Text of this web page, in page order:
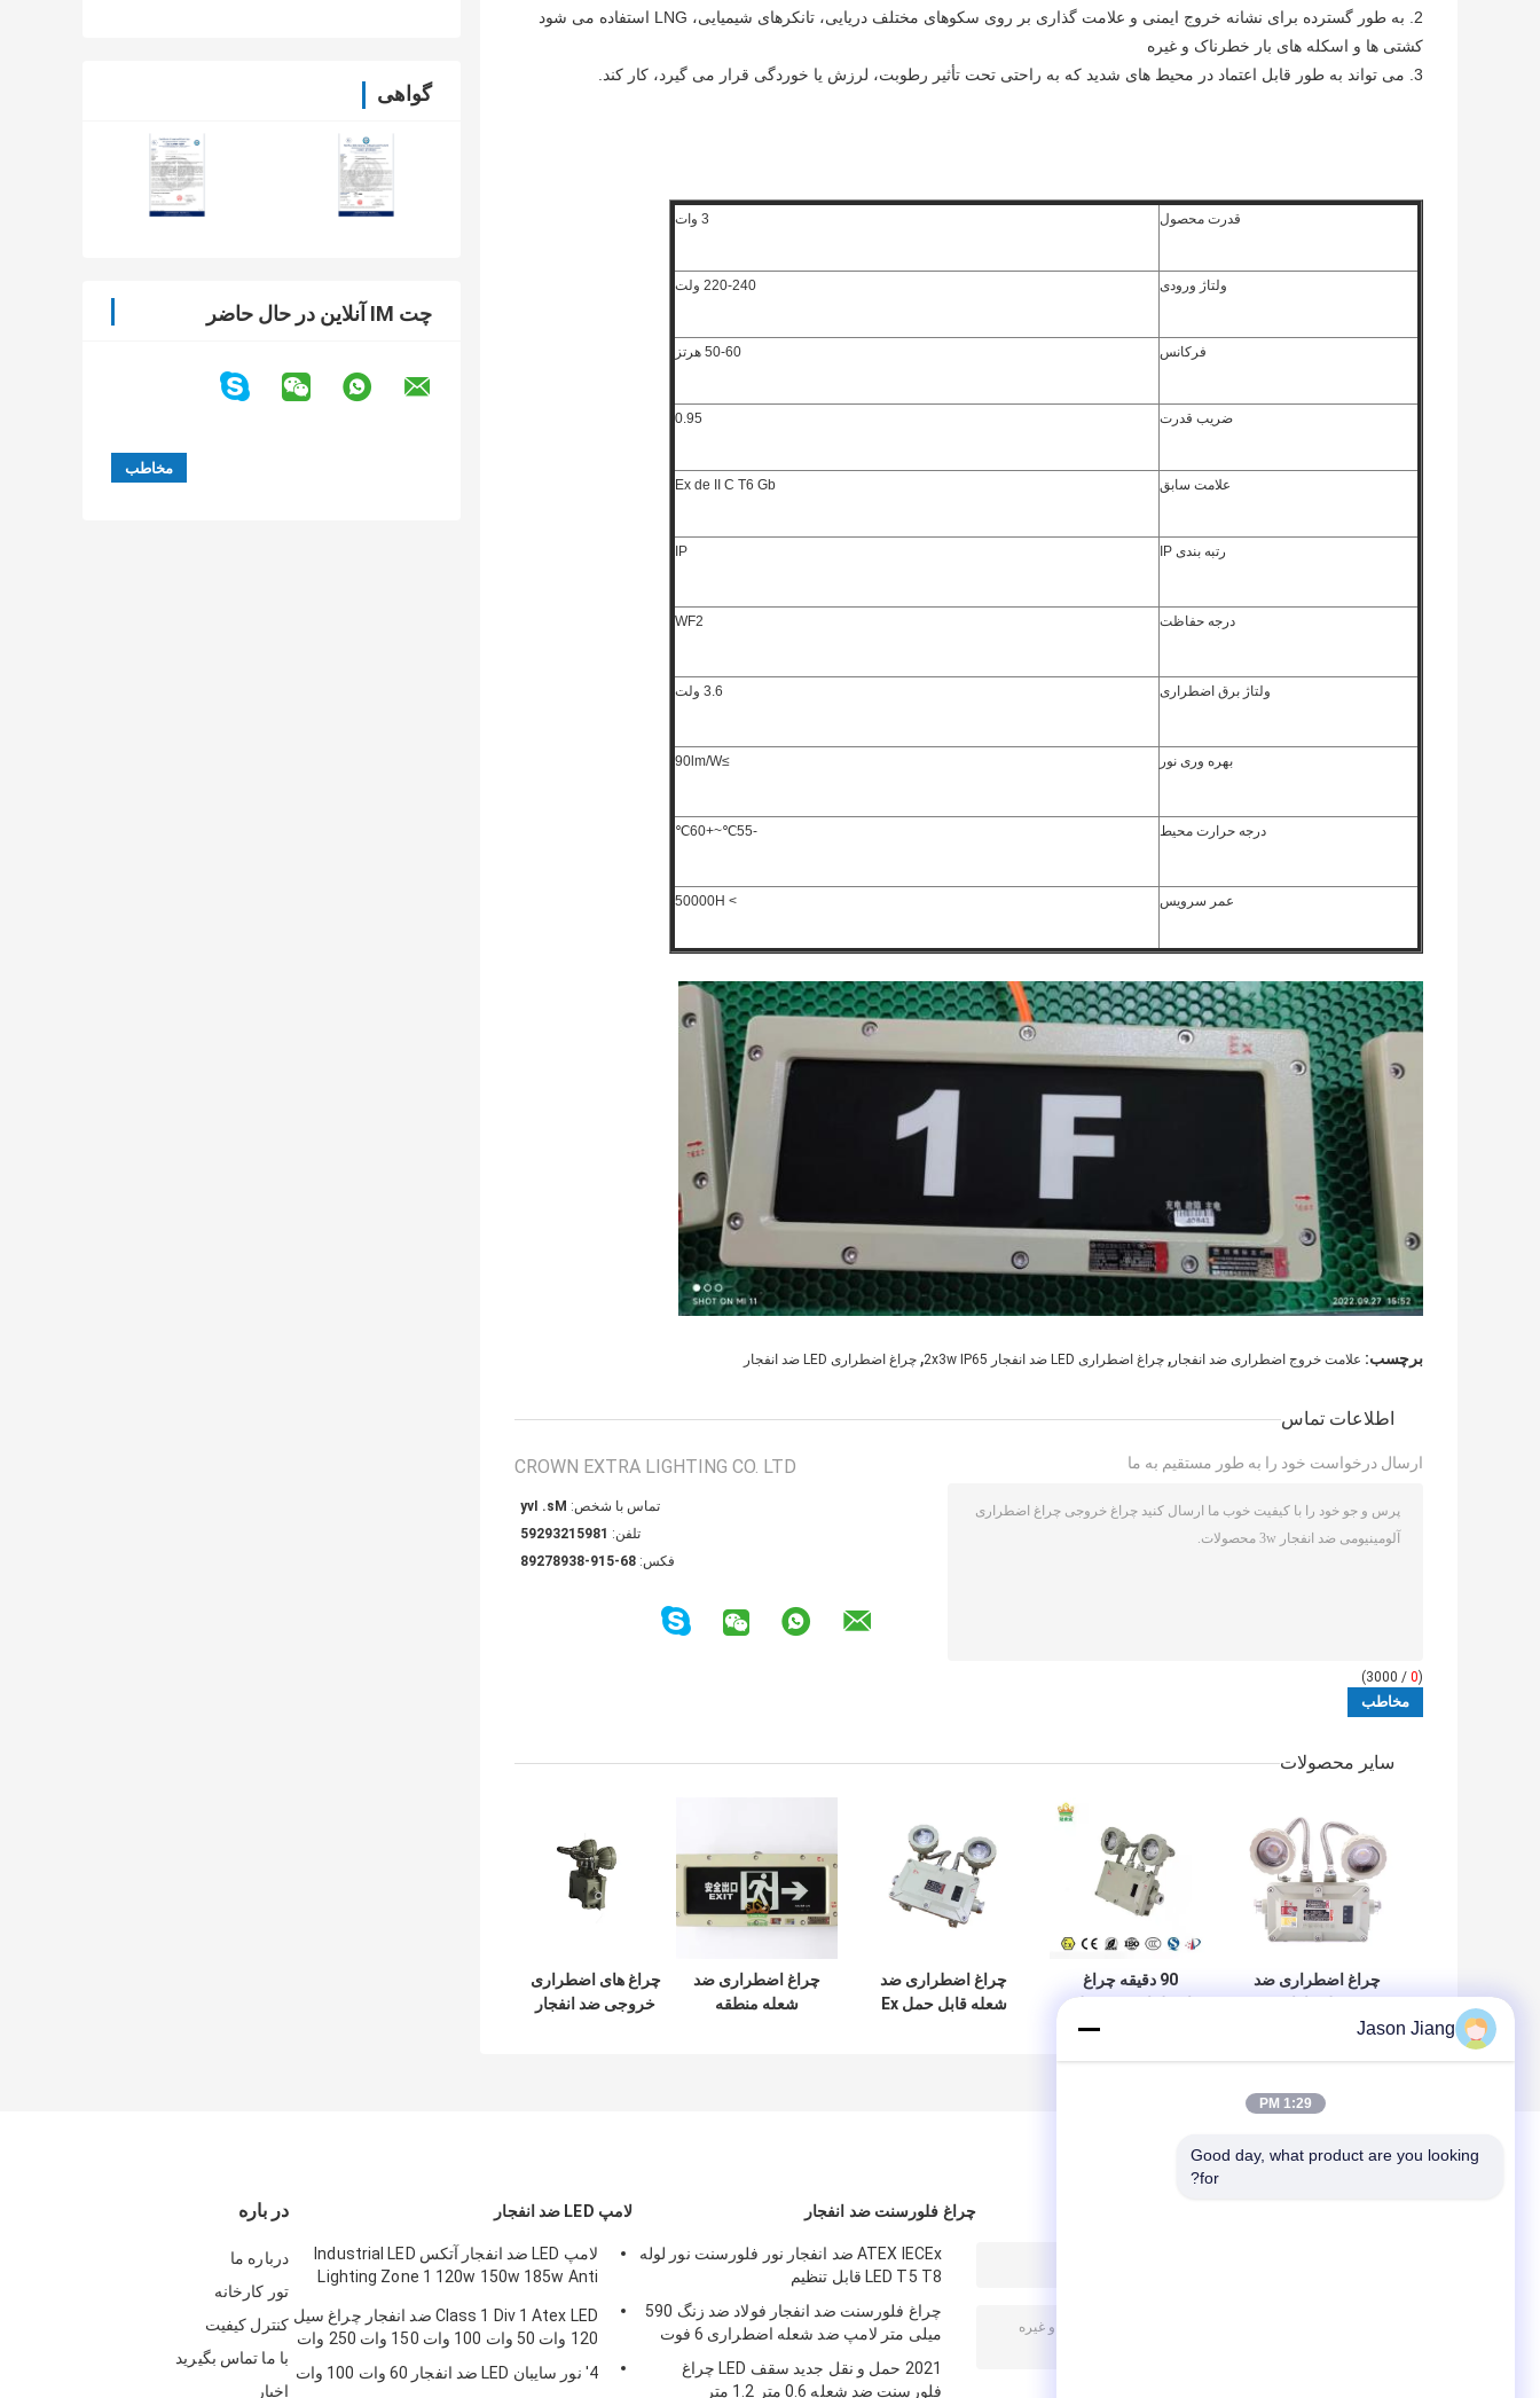
گواهی
چت IM آنلاین در حال حاضر
2. به طور گسترده برای نشانه خروج ایمنی و علامت گذاری بر روی سکوهای مختلف دریایی، تانکرهای شیمیایی، LNG استفاده می شود
کشتی ها و اسکله های بار خطرناک و غیره
3. می تواند به طور قابل اعتماد در محیط های شدید که به راحتی تحت تأثیر رطوبت، لرزش یا خوردگی قرار می گیرد، کار کند.
قدرت محصول 3 وات
ولتاژ ورودی 220-240 ولت
فرکانس 50-60 هرتز
ضریب قدرت 0.95
علامت سابق Ex de II C T6 Gb
رتبه بندی IP IP
درجه حفاظت WF2
ولتاژ برق اضطراری 3.6 ولت
بهره وری نور ≥90lm/W
درجه حرارت محیط -55℃~+60℃
عمر سرویس > 50000H
برچسب: علامت خروج اضطراری ضد انفجار , چراغ اضطراری LED ضد انفجار 2x3w IP65 , چراغ اضطراری LED ضد انفجار
اطلاعات تماس
CROWN EXTRA LIGHTING CO. LTD
تماس با شخص: Ms. Ivy
تلفن: 18951239295
فکس: 86-519-83987298
ارسال درخواست خود را به طور مستقیم به ما
(
0
/ 3000)
سایر محصولات
چراغ اضطراری ضد
90 دقیقه چراغ
اضطراری دو نقطه
خطرناک مکان های
چراغ اضطراری ضد
شعله قابل حمل Ex
چراغ اضطراری ضد
شعله منطقه
چراغ های اضطراری
خروجی ضد انفجار
در باره
درباره ما
تور کارخانه
کنترل کیفیت
با ما تماس بگیرید
اخبار
لامپ LED ضد انفجار
لامپ LED ضد انفجار آتکس Industrial LED
Lighting Zone 1 120w 150w 185w Anti
Class 1 Div 1 Atex LED ضد انفجار چراغ سیل
120 وات 50 وات 100 وات 150 وات 250 وات
4' نور سایبان LED ضد انفجار 60 وات 100 وات
چراغ فلورسنت ضد انفجار
ATEX IECEx ضد انفجار نور فلورسنت نور لوله
LED T5 T8 قابل تنظیم
چراغ فلورسنت ضد انفجار فولاد ضد زنگ 590
میلی متر لامپ ضد شعله اضطراری 6 فوت
2021 حمل و نقل جدید سقف LED چراغ
فلورسنت ضد شعله 0.6 متر 1.2 متر
Jason Jiang
1:29 PM
Good day, what product are you looking
for?